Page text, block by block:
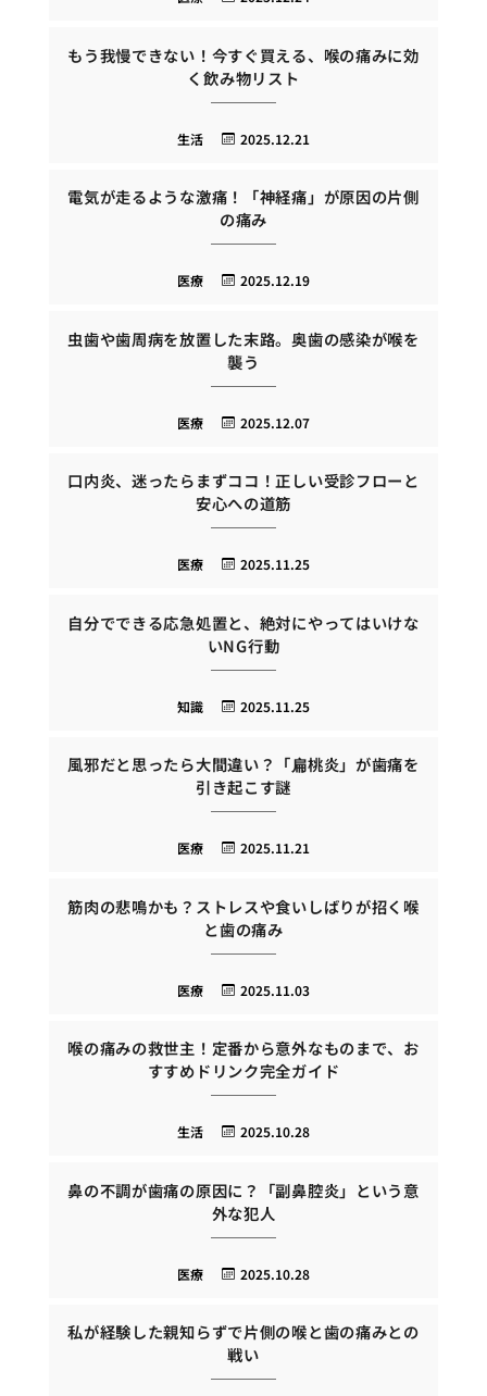
もう我慢できない！今すぐ買える、喉の痛みに効
く飲み物リスト
2025.12.21
生活
電気が走るような激痛！「神経痛」が原因の片側
の痛み
2025.12.19
医療
虫歯や歯周病を放置した末路。奥歯の感染が喉を
襲う
2025.12.07
医療
口内炎、迷ったらまずココ！正しい受診フローと
安心への道筋
2025.11.25
医療
自分でできる応急処置と、絶対にやってはいけな
いNG行動
2025.11.25
知識
風邪だと思ったら大間違い？「扁桃炎」が歯痛を
引き起こす謎
2025.11.21
医療
筋肉の悲鳴かも？ストレスや食いしばりが招く喉
と歯の痛み
2025.11.03
医療
喉の痛みの救世主！定番から意外なものまで、お
すすめドリンク完全ガイド
2025.10.28
生活
鼻の不調が歯痛の原因に？「副鼻腔炎」という意
外な犯人
2025.10.28
医療
私が経験した親知らずで片側の喉と歯の痛みとの
戦い